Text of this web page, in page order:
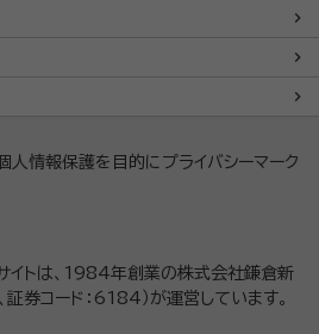
人情報保護を目的にプライバシーマーク
イトは、1984年創業の株式会社鎌倉新
証券コード：6184）が運営しています。